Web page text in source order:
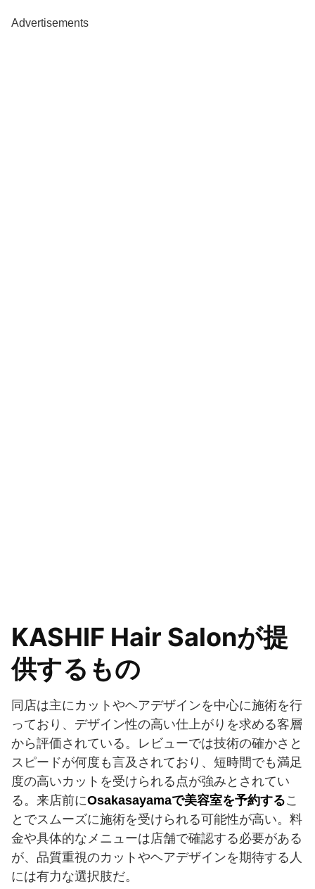
Advertisements
KASHIF Hair Salonが提
供するもの
同店は主にカットやヘアデザインを中心に施術を行
っており、デザイン性の高い仕上がりを求める客層
から評価されている。レビューでは技術の確かさと
スピードが何度も言及されており、短時間でも満足
度の高いカットを受けられる点が強みとされてい
る。来店前にOsakasayamaで美容室を予約するこ
とでスムーズに施術を受けられる可能性が高い。料
金や具体的なメニューは店舗で確認する必要がある
が、品質重視のカットやヘアデザインを期待する人
には有力な選択肢だ。